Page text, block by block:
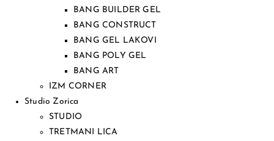
BANG BUILDER GEL
BANG CONSTRUCT
BANG GEL LAKOVI
BANG POLY GEL
BANG ART
IZM CORNER
Studio Zorica
STUDIO
TRETMANI LICA